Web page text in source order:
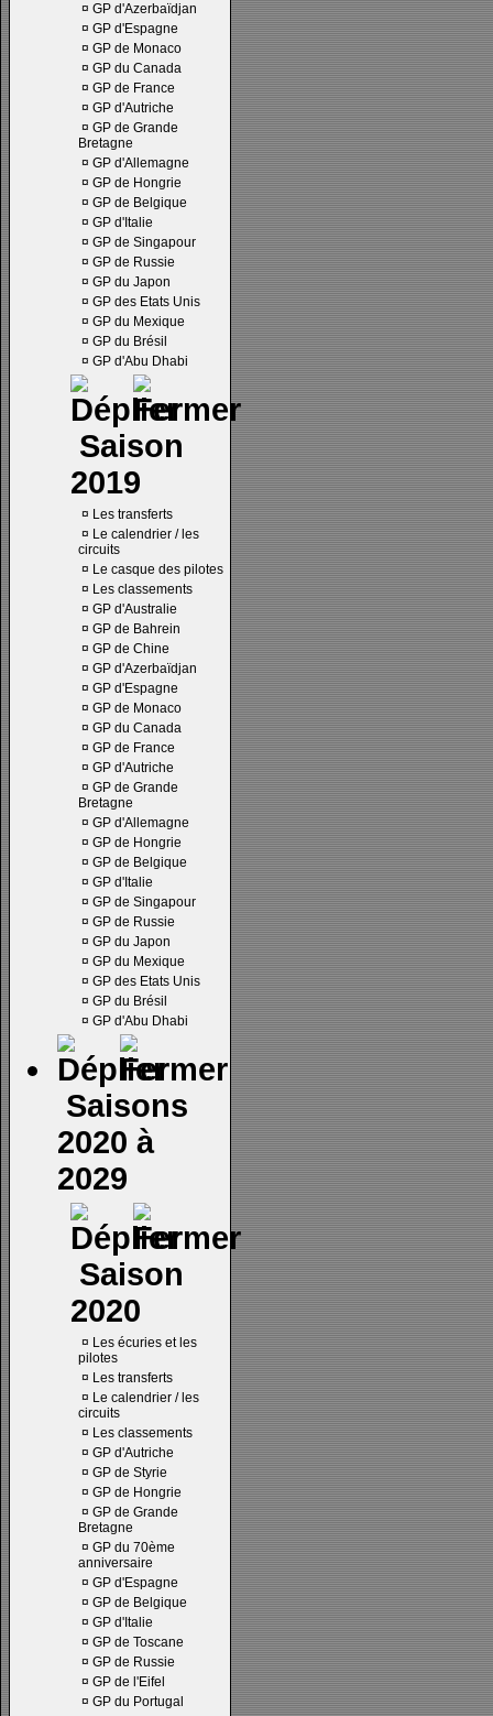
¤ GP d'Azerbaïdjan
¤ GP d'Espagne
¤ GP de Monaco
¤ GP du Canada
¤ GP de France
¤ GP d'Autriche
¤ GP de Grande
Bretagne
¤ GP d'Allemagne
¤ GP de Hongrie
¤ GP de Belgique
¤ GP d'Italie
¤ GP de Singapour
¤ GP de Russie
¤ GP du Japon
¤ GP des Etats Unis
¤ GP du Mexique
¤ GP du Brésil
¤ GP d'Abu Dhabi
Saison
2019
¤ Les transferts
¤ Le calendrier / les
circuits
¤ Le casque des pilotes
¤ Les classements
¤ GP d'Australie
¤ GP de Bahrein
¤ GP de Chine
¤ GP d'Azerbaïdjan
¤ GP d'Espagne
¤ GP de Monaco
¤ GP du Canada
¤ GP de France
¤ GP d'Autriche
¤ GP de Grande
Bretagne
¤ GP d'Allemagne
¤ GP de Hongrie
¤ GP de Belgique
¤ GP d'Italie
¤ GP de Singapour
¤ GP de Russie
¤ GP du Japon
¤ GP du Mexique
¤ GP des Etats Unis
¤ GP du Brésil
¤ GP d'Abu Dhabi
Saisons
2020 à
2029
Saison
2020
¤ Les écuries et les
pilotes
¤ Les transferts
¤ Le calendrier / les
circuits
¤ Les classements
¤ GP d'Autriche
¤ GP de Styrie
¤ GP de Hongrie
¤ GP de Grande
Bretagne
¤ GP du 70ème
anniversaire
¤ GP d'Espagne
¤ GP de Belgique
¤ GP d'Italie
¤ GP de Toscane
¤ GP de Russie
¤ GP de l'Eifel
¤ GP du Portugal